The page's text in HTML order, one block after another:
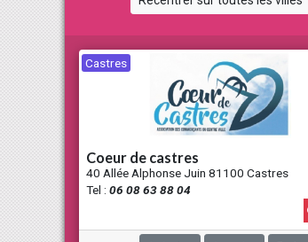
Castres
coeur de castres
40 Allée Alphonse Juin 81100 Castres
Tel : 06 08 63 88 04